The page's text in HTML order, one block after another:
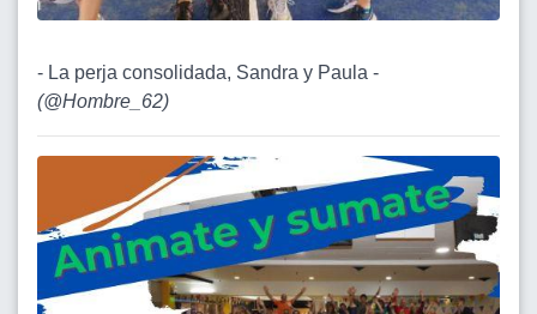
- La perja consolidada, Sandra y Paula -
(@Hombre_62)